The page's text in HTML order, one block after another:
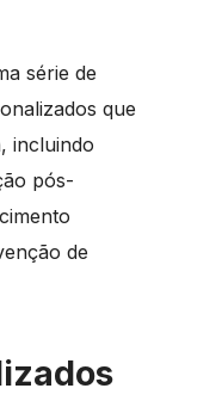
série de
que
incluindo
pós-
de